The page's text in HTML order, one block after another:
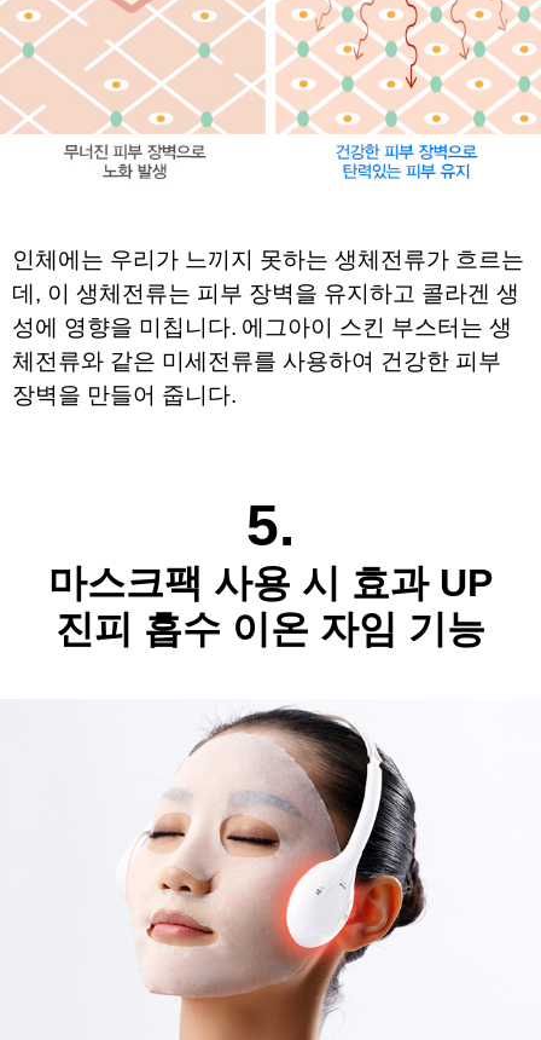
인체에는 우리가 느끼지 못하는 생체전류가 흐르는
데, 이 생체전류는 피부 장벽을 유지하고 콜라겐 생
성에 영향을 미칩니다. 에그아이 스킨 부스터는 생
체전류와 같은 미세전류를 사용하여 건강한 피부
장벽을 만들어 줍니다.
5.
마스크팩 사용 시 효과 UP
진피 흡수 이온 자임 기능​